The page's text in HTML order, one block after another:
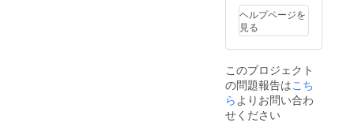
時名前
表示
（大・
ロゴ
バッヂ5
個（ど
の種類
が届く
かはお
ヘルプページを
見る
このプロジェクト
の問題報告はこち
ら よりお問い合わ
せください